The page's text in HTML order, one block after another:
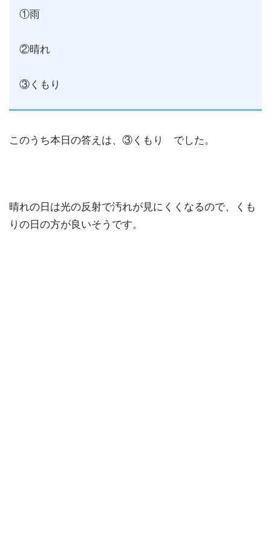
①雨
②晴れ
③くもり
このうち本日の答えは、③くもり でした。
晴れの日は光の反射で汚れが見にくくなるので、くも
りの日の方が良いそうです。